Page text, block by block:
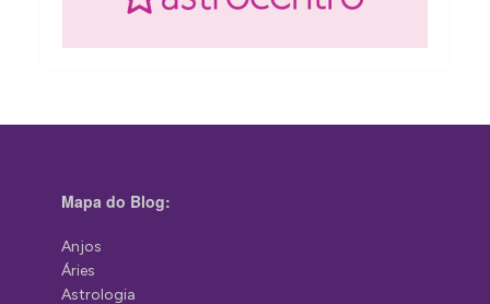
Mapa do Blog:
Anjos
Áries
Astrologia